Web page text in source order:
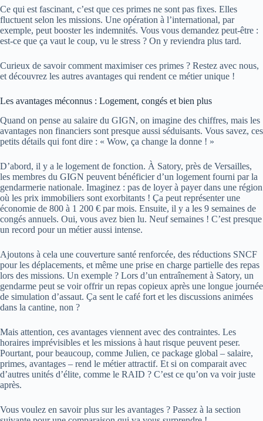
Ce qui est fascinant, c’est que ces primes ne sont pas fixes. Elles
fluctuent selon les missions. Une opération à l’international, par
exemple, peut booster les indemnités. Vous vous demandez peut-être :
est-ce que ça vaut le coup, vu le stress ? On y reviendra plus tard.
Curieux de savoir comment maximiser ces primes ? Restez avec nous,
et découvrez les autres avantages qui rendent ce métier unique !
Les avantages méconnus : Logement, congés et bien plus
Quand on pense au salaire du GIGN, on imagine des chiffres, mais les
avantages non financiers sont presque aussi séduisants. Vous savez, ces
petits détails qui font dire : « Wow, ça change la donne ! »
D’abord, il y a le logement de fonction. À Satory, près de Versailles,
les membres du GIGN peuvent bénéficier d’un logement fourni par la
gendarmerie nationale. Imaginez : pas de loyer à payer dans une région
où les prix immobiliers sont exorbitants ! Ça peut représenter une
économie de 800 à 1 200 € par mois. Ensuite, il y a les 9 semaines de
congés annuels. Oui, vous avez bien lu. Neuf semaines ! C’est presque
un record pour un métier aussi intense.
Ajoutons à cela une couverture santé renforcée, des réductions SNCF
pour les déplacements, et même une prise en charge partielle des repas
lors des missions. Un exemple ? Lors d’un entraînement à Satory, un
gendarme peut se voir offrir un repas copieux après une longue journée
de simulation d’assaut. Ça sent le café fort et les discussions animées
dans la cantine, non ?
Mais attention, ces avantages viennent avec des contraintes. Les
horaires imprévisibles et les missions à haut risque peuvent peser.
Pourtant, pour beaucoup, comme Julien, ce package global – salaire,
primes, avantages – rend le métier attractif. Et si on comparait avec
d’autres unités d’élite, comme le RAID ? C’est ce qu’on va voir juste
après.
Vous voulez en savoir plus sur les avantages ? Passez à la section